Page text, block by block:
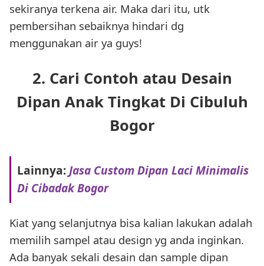
sekiranya terkena air. Maka dari itu, utk
pembersihan sebaiknya hindari dg
menggunakan air ya guys!
2. Cari Contoh atau Desain
Dipan Anak Tingkat Di Cibuluh
Bogor
Lainnya:Jasa Custom Dipan Laci Minimalis
Di Cibadak Bogor
Kiat yang selanjutnya bisa kalian lakukan adalah
memilih sampel atau design yg anda inginkan.
Ada banyak sekali desain dan sample dipan